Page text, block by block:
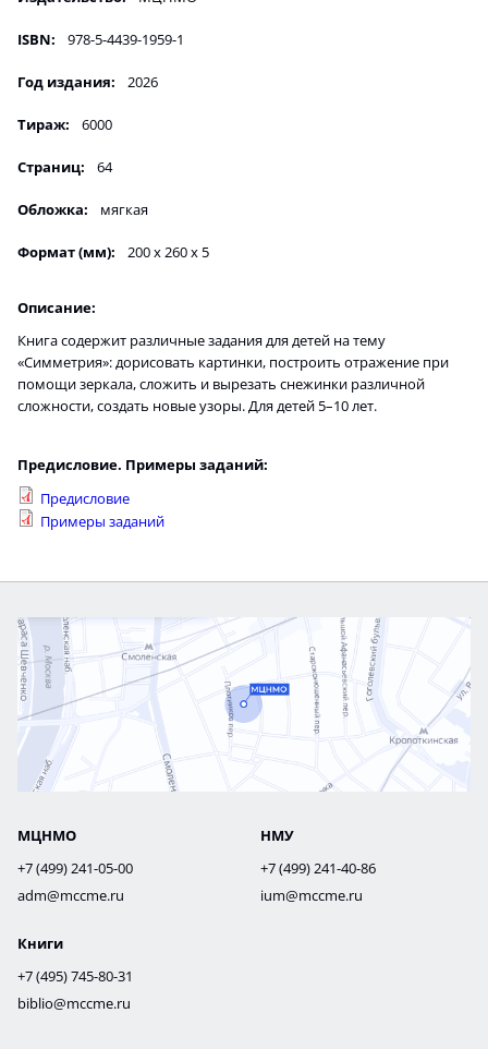
ISBN: 978-5-4439-1959-1
Год издания: 2026
Тираж: 6000
Страниц: 64
Обложка: мягкая
Формат (мм): 200 х 260 х 5
Описание:
Книга содержит различные задания для детей на тему
«Симметрия»: дорисовать картинки, построить отражение при
помощи зеркала, сложить и вырезать снежинки различной
сложности, создать новые узоры. Для детей 5–10 лет.
Предисловие. Примеры заданий:
Предисловие
Примеры заданий
МЦНМО
+7 (499) 241-05-00
adm@mccme.ru
НМУ
+7 (499) 241-40-86
ium@mccme.ru
Книги
+7 (495) 745-80-31
biblio@mccme.ru